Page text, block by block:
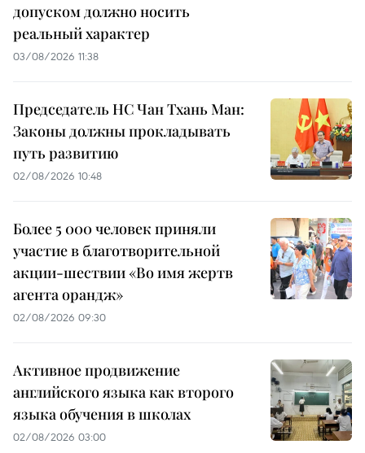
допуском должно носить
реальный характер
03/08/2026 11:38
Председатель НС Чан Тхань Ман:
Законы должны прокладывать
путь развитию
02/08/2026 10:48
Более 5 000 человек приняли
участие в благотворительной
акции-шествии «Во имя жертв
агента орандж»
02/08/2026 09:30
Активное продвижение
английского языка как второго
языка обучения в школах
02/08/2026 03:00